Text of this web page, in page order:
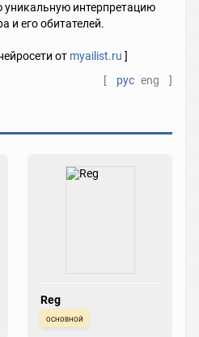
уникальную интерпретацию
и его обитателей.
от myailist.ru ]
[
рус eng ]
Reg
основной